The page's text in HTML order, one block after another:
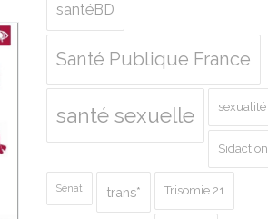
santéBD
Santé Publique France
santé sexuelle sexualité
Sidaction
Sénat trans* Trisomie 21